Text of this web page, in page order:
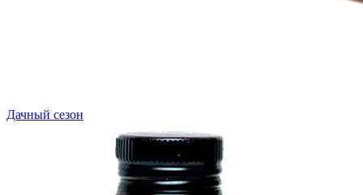
Дачный сезон